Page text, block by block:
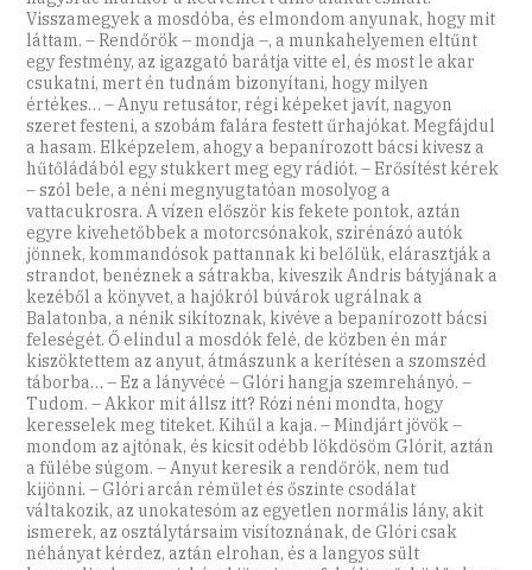
Visszamegyek a mosdóba, és elmondom anyunak, hogy mit
láttam. – Rendőrök – mondja –, a munkahelyemen eltűnt
egy festmény, az igazgató barátja vitte el, és most le akar
csukatni, mert én ­tudnám bizonyítani, hogy milyen
értékes… – Anyu retusátor, régi képeket javít, nagyon
szeret festeni, a szobám falára festett űrhajókat. Megfájdul
a hasam. Elképzelem, ahogy a bepanírozott bácsi kivesz a
hűtőládából egy stukkert meg egy rádiót. – Erősítést kérek
– szól bele, a néni megnyugtatóan mosolyog a
vattacukrosra. A vízen először kis fekete pontok, aztán
egyre kivehetőbbek a motorcsónakok, szirénázó autók
jönnek, kommandósok pattannak ki belőlük, elárasztják a
strandot, benéznek a sátrakba, kiveszik Andris bátyjának a
kezéből a könyvet, a hajókról búvárok ugrálnak a
Balatonba, a nénik sikítoznak, kivéve a bepanírozott bácsi
feleségét. Ő elindul a mosdók felé, de közben én már
kiszöktettem az anyut, átmászunk a kerítésen a szomszéd
táborba… – Ez a lányvécé – Glóri hangja szemrehányó. –
Tudom. – Akkor mit állsz itt? Rózi néni mondta, hogy
keresselek meg titeket. Kihűl a kaja. – Mindjárt jövök –
mondom az ajtónak, és kicsit odébb lökdösöm Glórit, aztán
a fülébe súgom. – Anyut keresik a rendőrök, nem tud
kijönni. – Glóri arcán rémület és őszinte csodálat
váltakozik, az unokatesóm az egyetlen normális lány, akit
ismerek, az osztálytársaim visítoznának, de Glóri csak
néhányat kérdez, aztán elrohan, és a langyos sült